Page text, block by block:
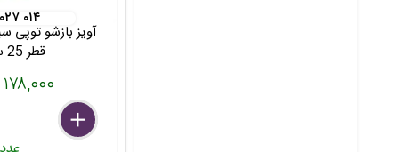
۱۲۶
آویز بازشو توپی
قطر 25 سانت
۱۷۸,۰۰۰ تومان
delete
remove
add